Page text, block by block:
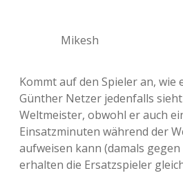
Mikesh
Kommt auf den Spieler an, wie
Günther Netzer jedenfalls
Weltmeister, obwohl er auch
Einsatzminuten während der
aufweisen kann (damals gegen
erhalten die Ersatzspieler